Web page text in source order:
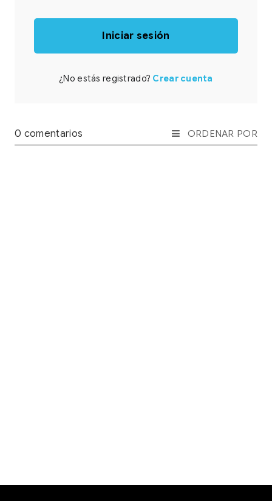
Iniciar sesión
¿No estás registrado? Crear cuenta
0 comentarios ORDENAR POR